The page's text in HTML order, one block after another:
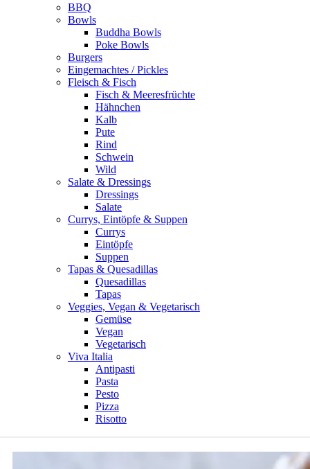
BBQ
Bowls
Buddha Bowls
Poke Bowls
Burgers
Eingemachtes / Pickles
Fleisch & Fisch
Fisch & Meeresfrüchte
Hähnchen
Kalb
Pute
Rind
Schwein
Wild
Salate & Dressings
Dressings
Salate
Currys, Eintöpfe & Suppen
Currys
Eintöpfe
Suppen
Tapas & Quesadillas
Quesadillas
Tapas
Veggies, Vegan & Vegetarisch
Gemüse
Vegan
Vegetarisch
Viva Italia
Antipasti
Pasta
Pesto
Pizza
Risotto